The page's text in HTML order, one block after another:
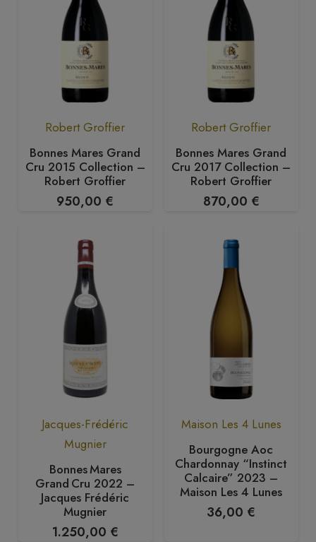
Robert Groffier
Bonnes Mares Grand
Cru 2015 Collection –
Robert Groffier
950,00 €
Robert Groffier
Bonnes Mares Grand
Cru 2017 Collection –
Robert Groffier
870,00 €
Jacques-Frédéric
Mugnier
Bonnes Mares
Grand Cru 2022 –
Jacques Frédéric
Mugnier
1.250,00 €
Maison Les 4 Lunes
Bourgogne Aoc
Chardonnay “Instinct
Calcaire” 2023 –
Maison Les 4 Lunes
36,00 €